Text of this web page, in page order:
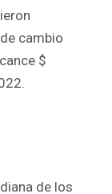
cambio
$
de los